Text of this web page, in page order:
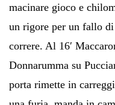
macinare gioco e
un rigore per un fallo di
correre. Al 16′
Donnarumma su
porta rimette in